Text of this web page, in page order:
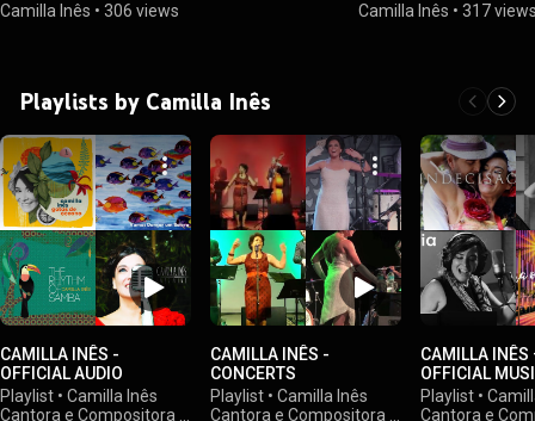
Camilla Inês • 306 views
Camilla Inês •317
Playlists by Camilla Inês
CAMILLA INÊS -
OFFICIAL AUDIO
Playlist • Camilla Inês
Cantora e Compositora
CAMILLA INÊS -
CONCERTS
Playlist • Camilla Inês
Cantora e Compositora
CAMILLA INÊS
OFFICIAL
Playlist •
Cantora e